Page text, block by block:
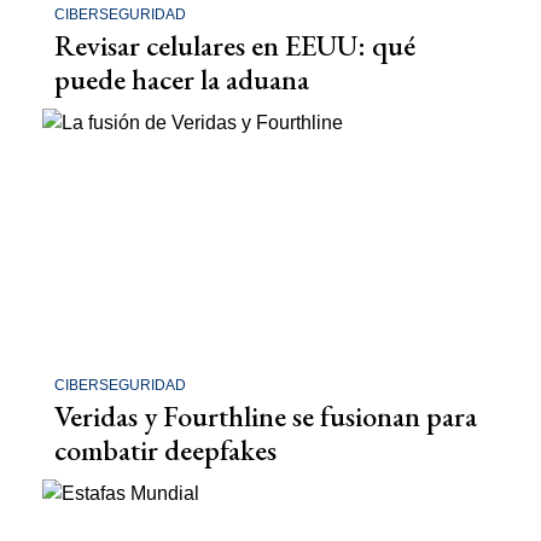
CIBERSEGURIDAD
Revisar celulares en EEUU: qué
puede hacer la aduana
CIBERSEGURIDAD
Veridas y Fourthline se fusionan para
combatir deepfakes